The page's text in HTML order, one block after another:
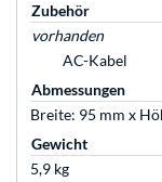
Zubehör
vorhanden
AC-Kabel
Abmessungen
Breite: 95 mm x
Gewicht
5,9 kg